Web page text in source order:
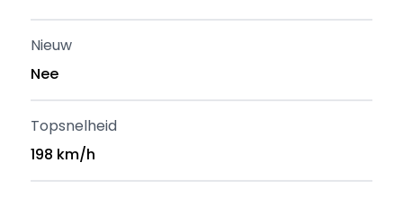
Nieuw
Nee
Topsnelheid
198 km/h